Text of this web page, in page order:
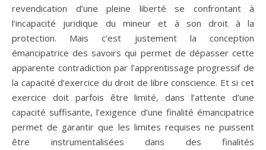
revendication d’une pleine liberté se confrontant à
l’incapacité juridique du mineur et à son droit à la
protection. Mais c’est justement la conception
émancipatrice des savoirs qui permet de dépasser cette
apparente contradiction par l’apprentissage progressif de
la capacité d’exercice du droit de libre conscience. Et si cet
exercice doit parfois être limité, dans l’attente d’une
capacité suffisante, l’exigence d’une finalité émancipatrice
permet de garantir que les limites requises ne puissent
être instrumentalisées dans des finalités